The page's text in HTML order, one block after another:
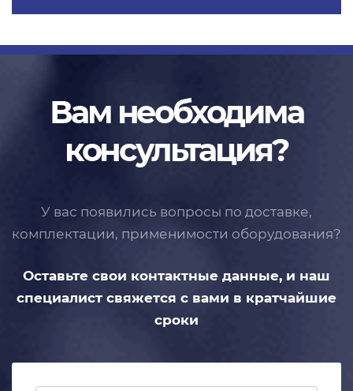
Вам необходима
консультация?
У вас появились вопросы по доставке,
комплектации, применимости оборудования?
Оставьте свои контактные данные, и наш
специалист свяжется с вами в кратчайшие
сроки